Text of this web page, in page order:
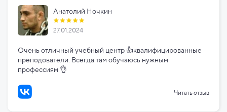
Анатолий Ночкин
27.01.2024
Очень отличный учебный центр 👍квалифицированные
преподователи. Всегда там обучаюсь нужным
профессиям 👌
Читать отзыв